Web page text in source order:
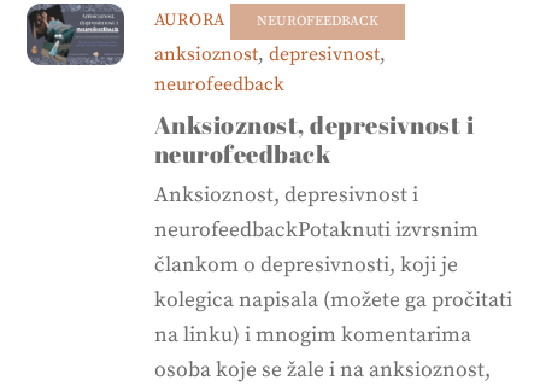
Anksioznost, depresivnost i
neurofeedback
AURORA NEUROFEEDBACK
anksioznost, depresivnost,
neurofeedback
Anksioznost, depresivnost i
neurofeedbackPotaknuti izvrsnim
člankom o depresivnosti, koji je
kolegica napisala (možete ga pročitati
na linku) i mnogim komentarima
osoba koje se žale i na anksioznost,